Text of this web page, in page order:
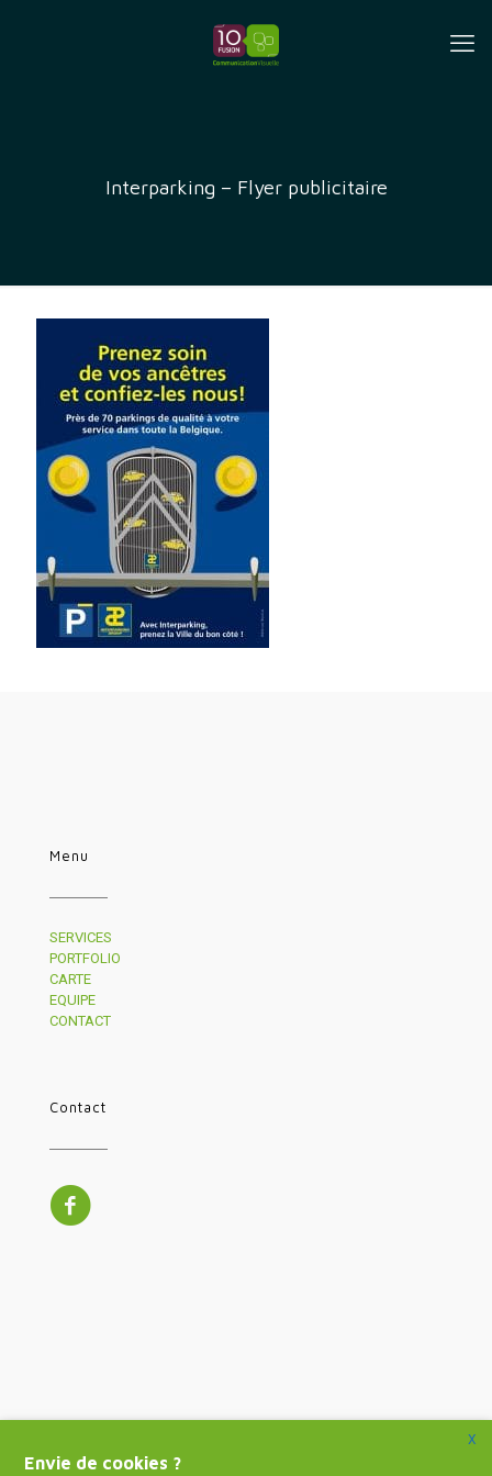
Interparking – Flyer publicitaire
Menu
SERVICES
PORTFOLIO
CARTE
EQUIPE
CONTACT
Contact
X
Envie de cookies ?